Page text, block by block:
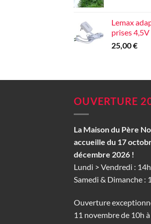
Lemax
prises 4,5V
25,00€
OUVERTURE
La Maison du Père
accueille du 17
décembre 2026 !
Lundi > Vendredi :
Samedi & Dimanche :
Ouverture
11 novembre de 10h